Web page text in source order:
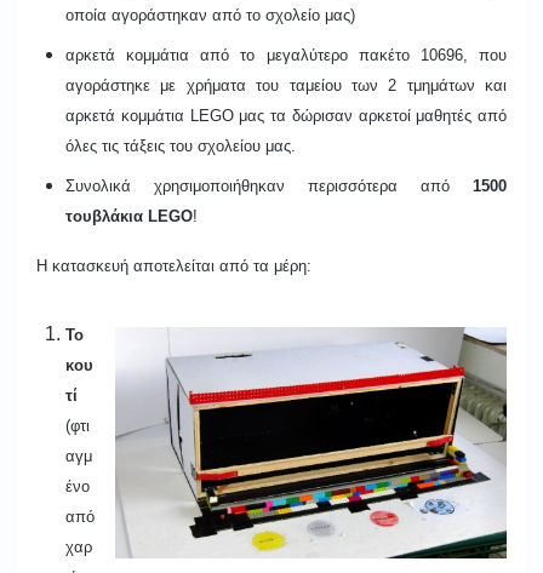
οποία αγοράστηκαν από το σχολείο μας)
αρκετά κομμάτια από το μεγαλύτερο πακέτο 10696, που
αγοράστηκε με χρήματα του ταμείου των 2 τμημάτων και
αρκετά κομμάτια LEGO μας τα δώρισαν αρκετοί μαθητές από
όλες τις τάξεις του σχολείου μας.
Συνολικά χρησιμοποιήθηκαν περισσότερα από 1500
τουβλάκια LEGO!
Η κατασκευή αποτελείται από τα μέρη:
Το
κου
τί
(φτι
αγμ
ένο
από
χαρ